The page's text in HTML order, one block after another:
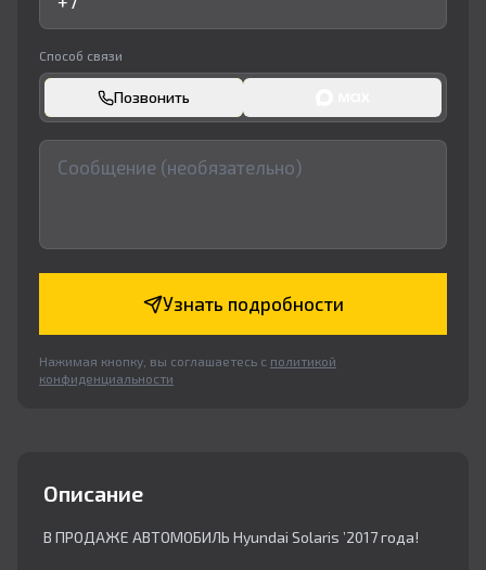
Способ связи
Позвонить
Узнать подробности
Нажимая кнопку, вы соглашаетесь с политикой
конфиденциальности
Описание
В ПРОДАЖЕ АВТОМОБИЛЬ Hyundai Solaris ’2017 года!